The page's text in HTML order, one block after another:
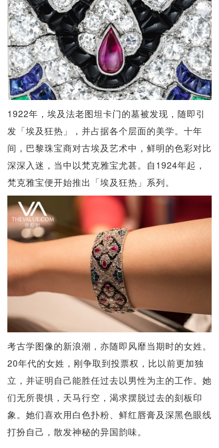
1922年，埃及法老图坦卡门的墓被发现，随即引
发「埃及狂热」，并占据各个层面的美学。十年
间，巴黎珠宝商对古埃及艺术中，鲜明的色彩对比
深深入迷，当中以梵克雅宝尤甚。自1924年起，
梵克雅宝便开始推出「埃及狂热」系列。
考古学图像的新浪潮，亦随即风靡当期时的女姓。
20年代的女姓，刚争取到投票权，比以前更加独
立，并证明自己能胜任过去以男性为主的工作。她
们无所畏惧，天马行空，渴求摆脱过去的刻板印
象。她们喜欢用白色扑粉、鲜红唇膏及深黑色眼线
打扮自己，散发神秘的异国韵味。